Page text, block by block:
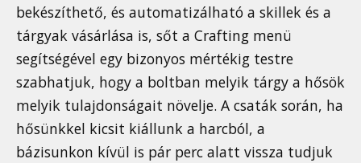
bekészíthető, és automatizálható a skillek és a
tárgyak vásárlása is, sőt a Crafting menü
segítségével egy bizonyos mértékig testre
szabhatjuk, hogy a boltban melyik tárgy a hősök
melyik tulajdonságait növelje. A csaták során, ha
hősünkkel kicsit kiállunk a harcból, a
bázisunkon kívül is pár perc alatt vissza tudjuk